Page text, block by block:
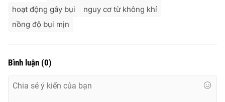
hoạt động gây bụi
nguy cơ từ không khí
nồng độ bụi mịn
Bình luận (0)